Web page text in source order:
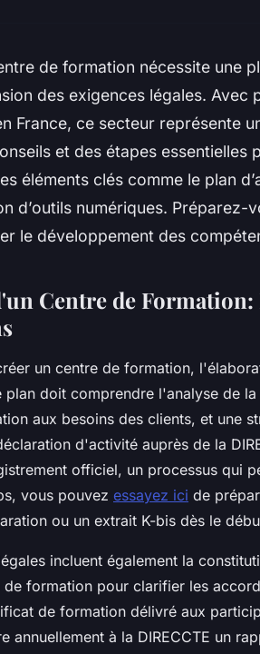
de formation nécessite une
des exigences légales. Avec
France, ce secteur représente
et des étapes essentielles
éléments clés comme le plan
d’outils numériques.
le développement des
Centre de Formation:
un centre de formation,
plan doit comprendre l'analyse de
aux besoins des clients, et une
d'activité auprès de la
officiel, un processus qui
vous pouvez essayez ici de
ou un extrait K-bis dès le
incluent également la
de formation pour clarifier les
de formation délivré aux
annuellement à la DIRECCTE un